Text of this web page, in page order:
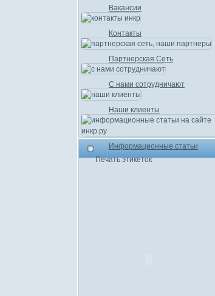
Вакансии
Контакты
Партнерская Сеть
С нами сотрудничают
Наши клиенты
Информационные статьи
Печать этикеток